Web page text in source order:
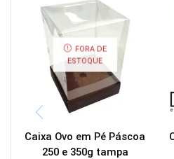
FORA DE
ESTOQUE
Caixa Ovo em Pé Páscoa
250 e 350g tampa